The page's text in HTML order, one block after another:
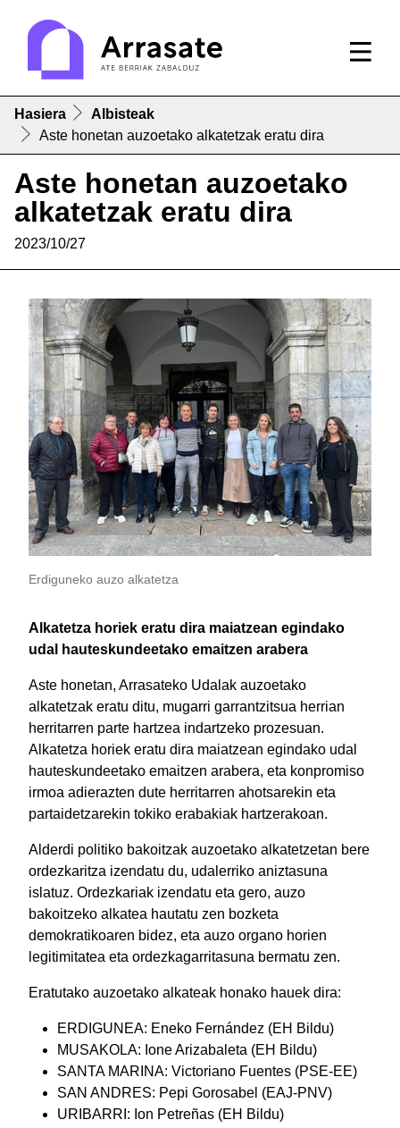
Hasiera
Albisteak
Aste honetan auzoetako alkatetzak eratu dira
Aste honetan auzoetako
alkatetzak eratu dira
2023/10/27
Erdiguneko auzo alkatetza
Alkatetza horiek eratu dira maiatzean egindako
udal hauteskundeetako emaitzen arabera
Aste honetan, Arrasateko Udalak auzoetako
alkatetzak eratu ditu, mugarri garrantzitsua herrian
herritarren parte hartzea indartzeko prozesuan.
Alkatetza horiek eratu dira maiatzean egindako udal
hauteskundeetako emaitzen arabera, eta konpromiso
irmoa adierazten dute herritarren ahotsarekin eta
partaidetzarekin tokiko erabakiak hartzerakoan.
Alderdi politiko bakoitzak auzoetako alkatetzetan bere
ordezkaritza izendatu du, udalerriko aniztasuna
islatuz. Ordezkariak izendatu eta gero, auzo
bakoitzeko alkatea hautatu zen bozketa
demokratikoaren bidez, eta auzo organo horien
legitimitatea eta ordezkagarritasuna bermatu zen.
Eratutako auzoetako alkateak honako hauek dira:
ERDIGUNEA: Eneko Fernández (EH Bildu)
MUSAKOLA: Ione Arizabaleta (EH Bildu)
SANTA MARINA: Victoriano Fuentes (PSE-EE)
SAN ANDRES: Pepi Gorosabel (EAJ-PNV)
URIBARRI: Ion Petreñas (EH Bildu)